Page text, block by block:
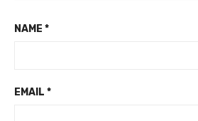
NAME *
EMAIL *